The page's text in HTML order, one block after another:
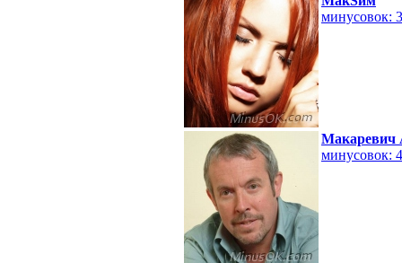
минусовок:
Макаревич
минусовок: 4